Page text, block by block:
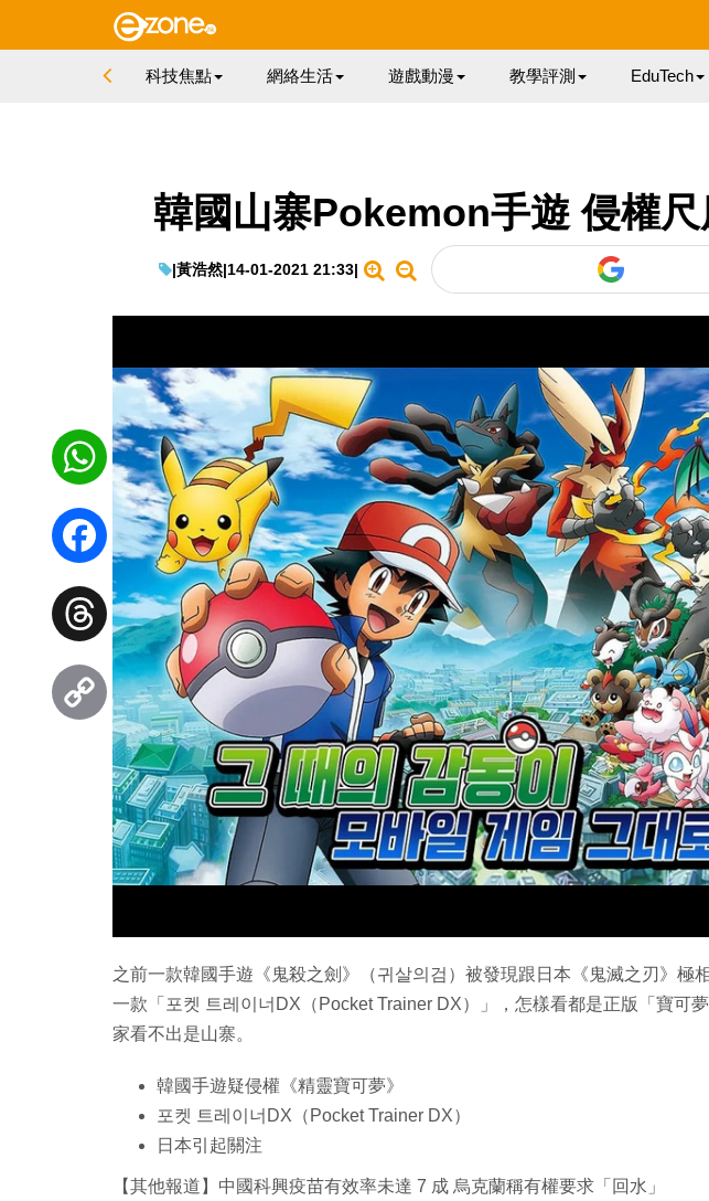
科技焦點 網絡生活 遊戲動漫 教學評測 EduTech
韓國山寨Pokemon手遊 侵權
|黃浩然|14-01-2021 21:33|
之前一款韓國手遊《鬼殺之劍》（귀살의검）被發現跟日本《鬼滅之刃》極
一款「포켓 트레이너DX（Pocket Trainer DX）」，怎樣看都是正版「寶可
家看不出是山寨。
韓國手遊疑侵權《精靈寶可夢》
포켓 트레이너DX（Pocket Trainer DX）
日本引起關注
【其他報道】中國科興疫苗有效率未達 7 成 烏克蘭稱有權要求「回水」
WhatsApp
Facebook
Threads
Copy
Link